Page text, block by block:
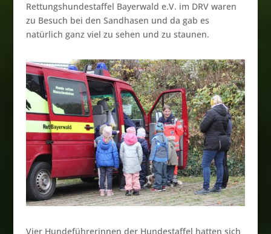
Rettungshundestaffel Bayerwald e.V. im DRV waren
zu Besuch bei den Sandhasen und da gab es
natürlich ganz viel zu sehen und zu staunen.
Vier Hundeführerinnen der Hundestaffel hatten sich